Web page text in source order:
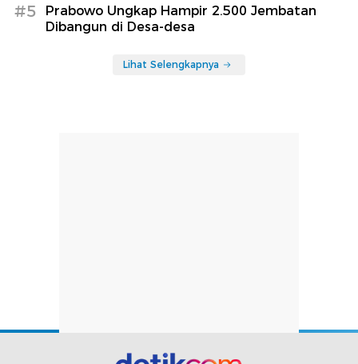
#5
Prabowo Ungkap Hampir 2.500 Jembatan
Dibangun di Desa-desa
Lihat Selengkapnya